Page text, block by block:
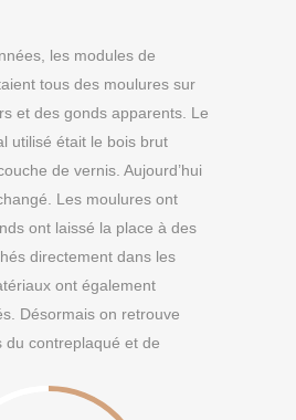
les modules de
tous des moulures sur
et des gonds apparents. Le
utilisé était le bois brut
de vernis. Aujourd’hui
Les moulures ont
ont laissé la place à des
directement dans les
ont également
Désormais on retrouve
du contreplaqué et de